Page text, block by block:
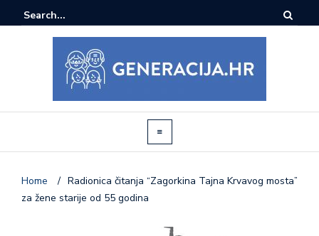
Home / Radionica čitanja “Zagorkina Tajna Krvavog mosta”
za žene starije od 55 godina